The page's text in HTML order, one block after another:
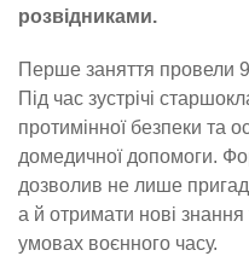
розвідниками.
Перше заняття провели 9
Під час зустрічі
протимінної безпеки та
домедичної допомоги.
дозволив не лише
а й отримати нові знання
умовах воєнного часу.